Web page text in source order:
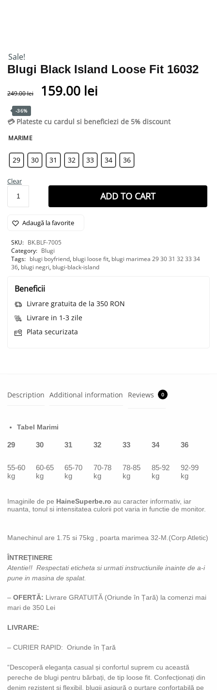
Sale!
Blugi Black Island Loose Fit 16032
249.00lei 159.00 lei
-36%
💳 Plateste cu cardul si beneficiezi de 5% discount
MARIME
29 30 31 32 33 34 36
Clear
ADD TO CART
Adaugă la favorite
SKU: BK.BLF-7005
Category: Blugi
Tags: blugi boyfriend, blugi loose fit, blugi marimea 29 30 31 32 33 34
36, blugi negri, blugi-black-island
Beneficii
Livrare gratuita de la 350 RON
Livrare in 1-3 zile
Plata securizata
Description Additional information Reviews 0
Tabel Marimi
29 30 31 32 33 34 36
55-60
kg
60-65
kg
65-70
kg
70-78
kg
78-85
kg
85-92
kg
92-99
kg
Imaginile de pe HaineSuperbe.ro au caracter informativ, iar
nuanta, tonul si intensitatea culorii pot varia in functie de monitor.
Manechinul are 1.75 si 75kg , poarta marimea 32-M.(Corp Atletic)
ÎNTREȚINERE
Atentie!! Respectati eticheta si urmati instructiunile inainte de a-i
pune in masina de spalat.
– OFERTĂ: Livrare GRATUITĂ (Oriunde în Țară) la comenzi mai
mari de 350 Lei
LIVRARE:
– CURIER RAPID: Oriunde în Țară
“Descoperă eleganța casual și confortul suprem cu această
pereche de blugi pentru bărbați, de tip loose fit. Confecționați din
denim rezistent și flexibil, blugii asigură o purtare confortabilă pe